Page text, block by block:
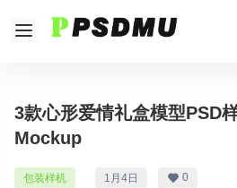
3款心形爱情礼盒模型PSD
Mockup
包装样机 1月4日 0